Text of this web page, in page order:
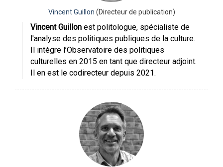
Vincent Guillon (Directeur de publication)
Vincent Guillon est politologue, spécialiste de
l'analyse des politiques publiques de la culture.
Il intègre l’Observatoire des politiques
culturelles en 2015 en tant que directeur adjoint.
Il en est le codirecteur depuis 2021.